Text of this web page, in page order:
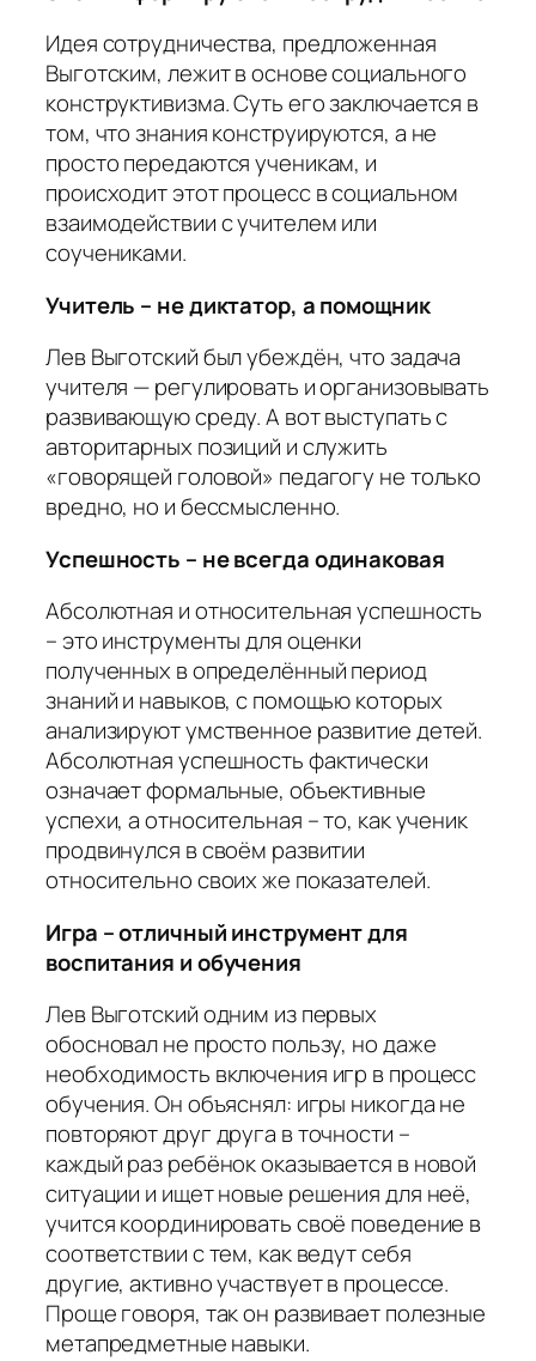
Идея сотрудничества, предложенная
Выготским, лежит в основе социального
конструктивизма. Суть его заключается в
том, что знания конструируются, а не
просто передаются ученикам, и
происходит этот процесс в социальном
взаимодействии с учителем или
соучениками.
Учитель – не диктатор, а помощник
Лев Выготский был убеждён, что задача
учителя — регулировать и организовывать
развивающую среду. А вот выступать с
авторитарных позиций и служить
«говорящей головой» педагогу не только
вредно, но и бессмысленно.
Успешность – не всегда одинаковая
Абсолютная и относительная успешность
– это инструменты для оценки
полученных в определённый период
знаний и навыков, с помощью которых
анализируют умственное развитие детей.
Абсолютная успешность фактически
означает формальные, объективные
успехи, а относительная – то, как ученик
продвинулся в своём развитии
относительно своих же показателей.
Игра – отличный инструмент для
воспитания и обучения
Лев Выготский одним из первых
обосновал не просто пользу, но даже
необходимость включения игр в процесс
обучения. Он объяснял: игры никогда не
повторяют друг друга в точности –
каждый раз ребёнок оказывается в новой
ситуации и ищет новые решения для неё,
учится координировать своё поведение в
соответствии с тем, как ведут себя
другие, активно участвует в процессе.
Проще говоря, так он развивает полезные
метапредметные навыки.